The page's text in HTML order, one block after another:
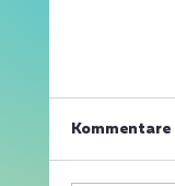
Kommentare